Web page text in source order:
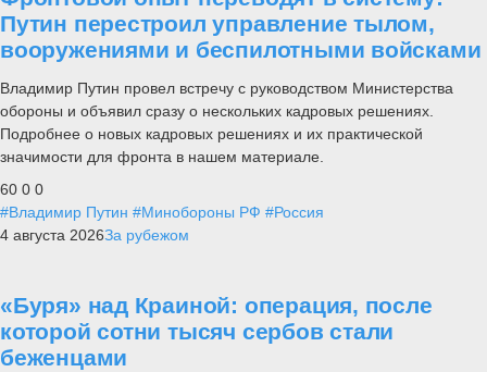
Путин перестроил управление тылом,
вооружениями и беспилотными войсками
Владимир Путин провел встречу с руководством Министерства
обороны и объявил сразу о нескольких кадровых решениях.
Подробнее о новых кадровых решениях и их практической
значимости для фронта в нашем материале.
60 0 0
#Владимир Путин #Минобороны РФ #Россия
4 августа 2026За рубежом
«Буря» над Краиной: операция, после
которой сотни тысяч сербов стали
беженцами